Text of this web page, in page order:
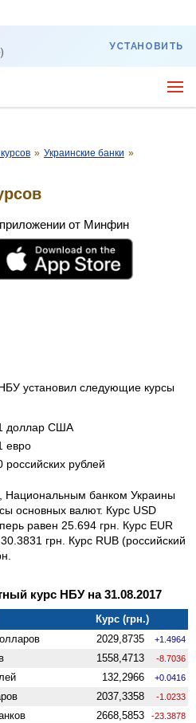
УСТАНОВИТЬ
» Украинские банки »
от Минфин
установил следующие курсы
доллар США
евро
российских рублей
Национальным банком Украины
основных валют. Курс USD
равен 25.694 грн. Курс EUR
грн. Курс RUB (российский
курс НБУ на 31.08.2017
Курс (грн.)
2029,8735 +1.4964
1558,4713 -8.7036
132,2966 +0.0416
2037,3358 -1.0233
2668,5853 -23.3878